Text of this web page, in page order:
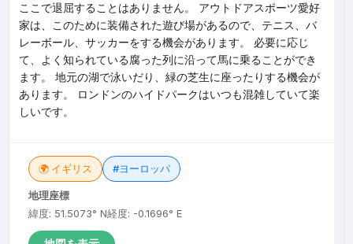
ここで退屈することはありません。 アウトドアスポーツ愛好
家は、このために装備された遊び場があるので、テニス、バ
レーボール、サッカーをする機会があります。 必要に応じ
て、よく知られている腐った列に沿って馬に乗ることができ
ます。 地元の湖で泳いだり、緑の芝生に座ったりする機会が
あります。 ロンドンのハイドパークはいつも混雑していて楽
しいです。
🌍 イギリス #ヨーロッパ
地理座標
緯度: 51.5073° N経度: -0.1696° E